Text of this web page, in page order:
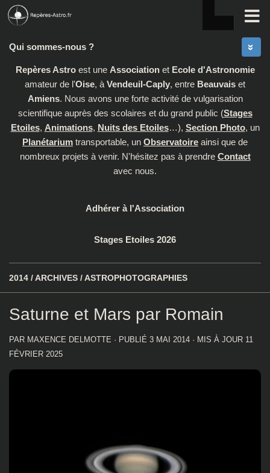
Skip to content
Qui sommes-nous ?
Repères Astroest une Associationet Ecole d'Astronomie
amateur de l'Oise, à Vendeuil-Caply, entre Beauvais et
Amiens. Nous avons une forte activité de vulgarisation
scientifique auprès des scolaires et du grand public (Stages
Etoiles, Animations, Nuits des Etoiles…), Section Photo, un
Planétarium transportable, un Observatoire ainsi que de
nombreux projets à venir. N'hésitez pas à prendre Contact
avec nous.
Adhérer à l'Association
Stages Etoiles 2026
2014 /ARCHIVES /ASTROPHOTOGRAPHIES
Saturne et Mars par Romain
PAR MAXENCE DELMOTTE · PUBLIÉ 3 MAI 2014 · MIS À JOUR 11
FÉVRIER 2025